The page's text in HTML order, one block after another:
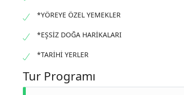
*YÖREYE ÖZEL YEMEKLER
*EŞSİZ DOĞA HARİKALARI
*TARİHİ YERLER
Tur Programı